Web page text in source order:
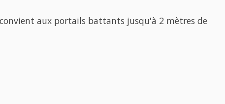
aux portails battants jusqu'à 2 mètres de